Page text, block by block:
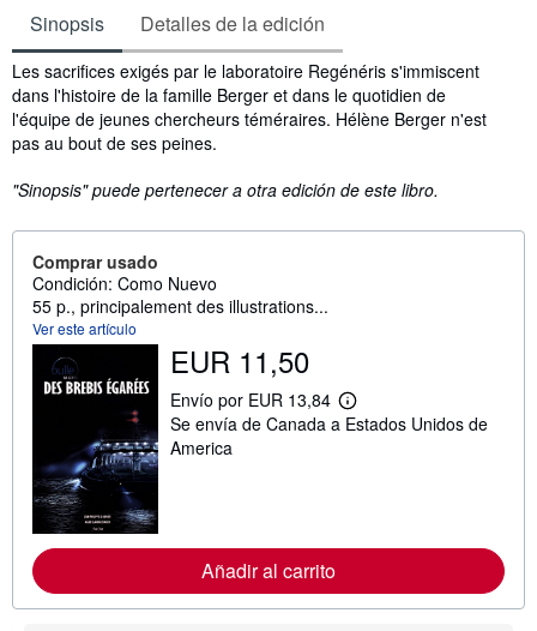
Sinopsis Detalles de la edición
Sinopsis
Les sacrifices exigés par le laboratoire Regénéris s'immiscent
dans l'histoire de la famille Berger et dans le quotidien de
l'équipe de jeunes chercheurs téméraires. Hélène Berger n'est
pas au bout de ses peines.
"Sinopsis" puede pertenecer a otra edición de este libro.
Comprar usado
Condición: Como Nuevo
55 p., principalement des illustrations...
Ver este artículo
EUR 11,50
Envío por EUR 13,84
M
á
m
i
Se envía de Canada a Estados Unidos de
America
Añadir al carrito